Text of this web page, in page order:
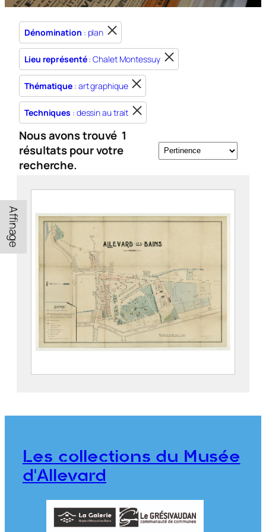
Dénomination : plan
Lieu représenté: Chalet Montessuy
Thématique : art graphique
Techniques : dessin au trait
Nous avons trouvé 1
résultats pour votre
recherche.
Affinage
Parc thermal d’Allevard
Les collections du Musée
d'Allevard